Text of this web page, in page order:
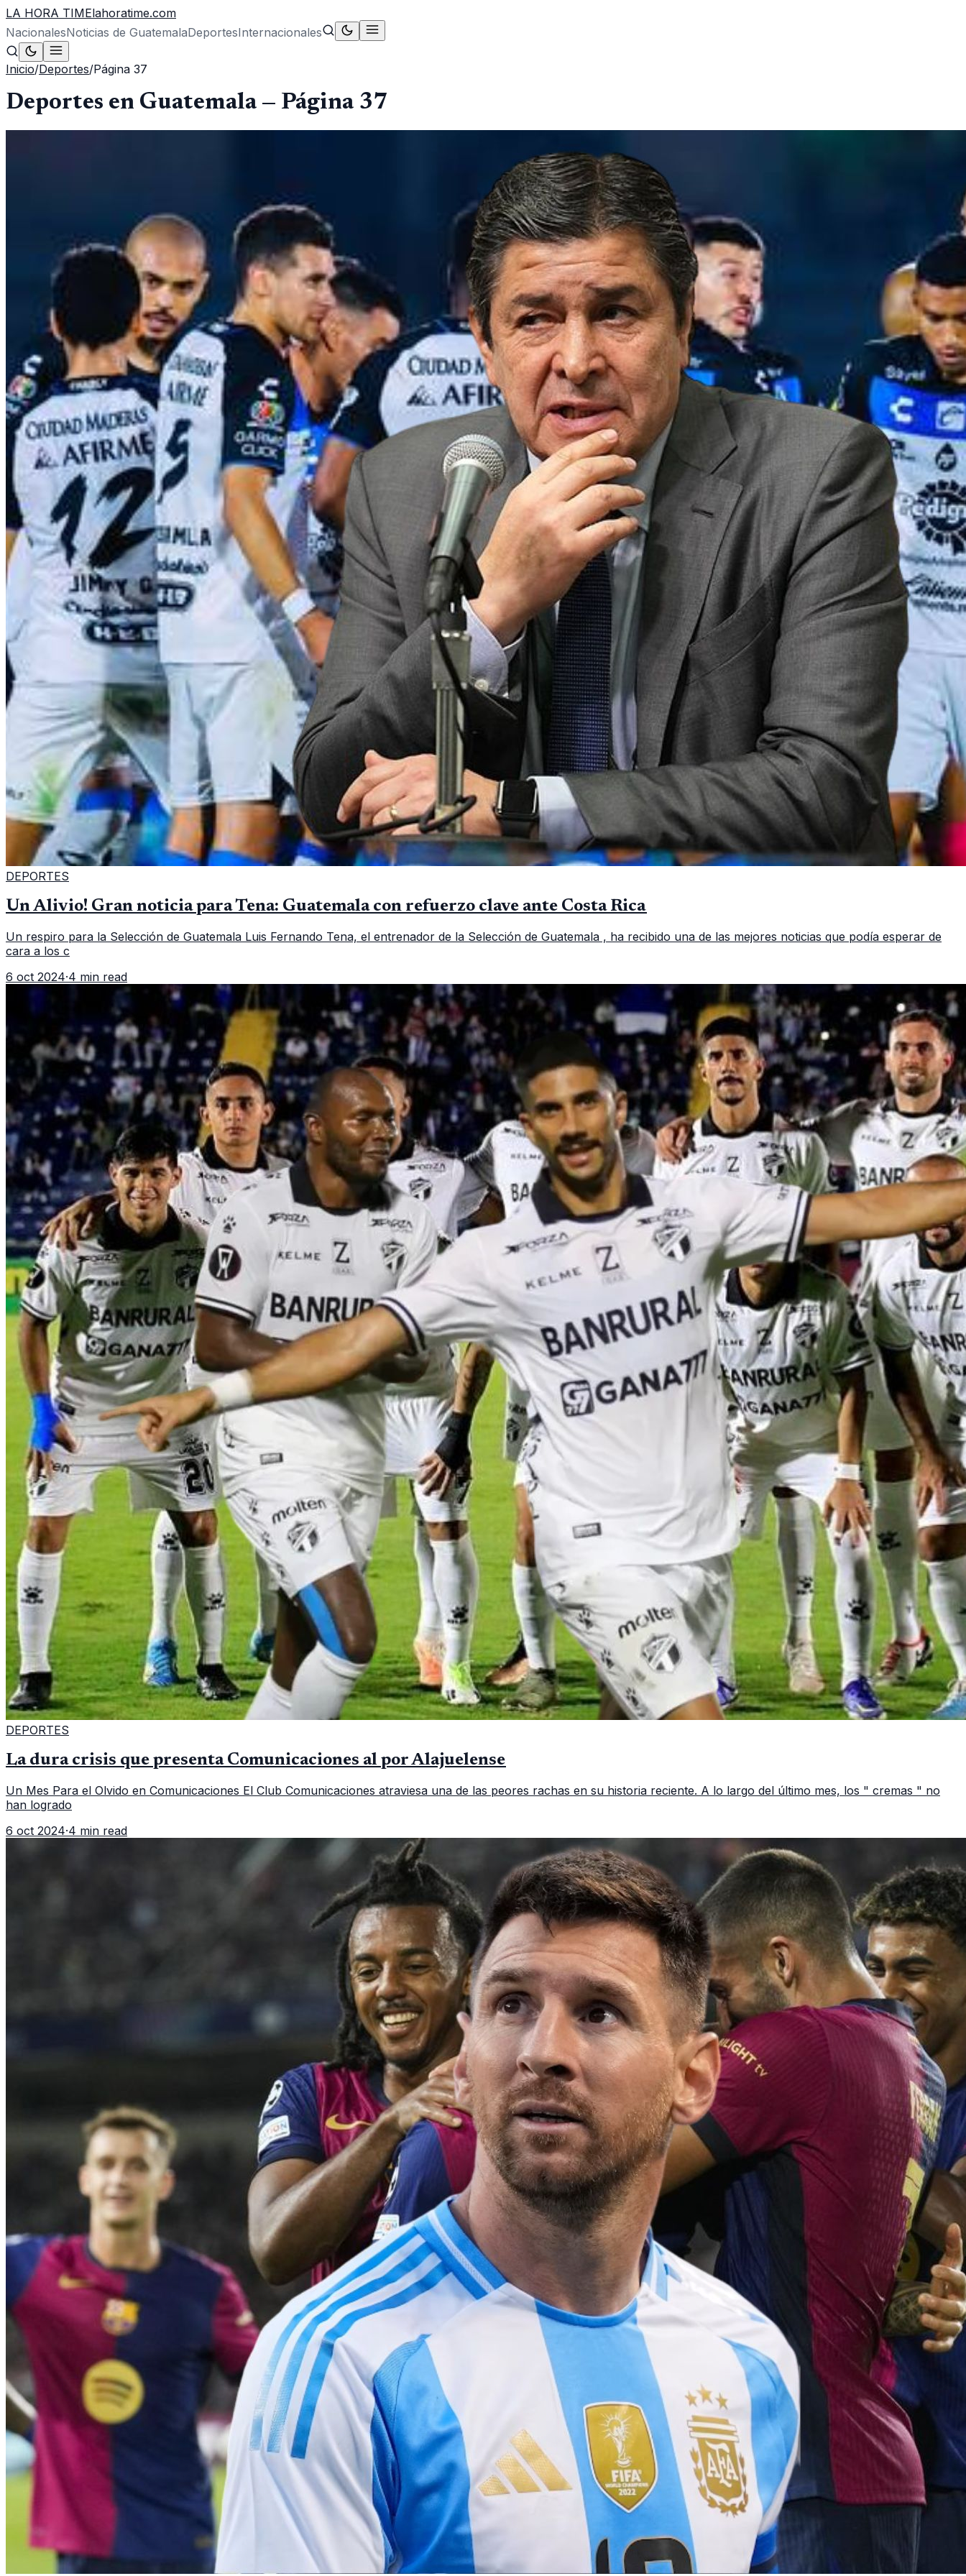
LA HORA TIMElahoratime.com
NacionalesNoticias de GuatemalaDeportesInternacionales
Inicio/Deportes/Página 37
Deportes en Guatemala — Página 37
DEPORTES
Un Alivio! Gran noticia para Tena: Guatemala con refuerzo clave ante Costa Rica
Un respiro para la Selección de Guatemala Luis Fernando Tena, el entrenador de la Selección de Guatemala , ha recibido una de las mejores noticias que podía esperar de
cara a los c
6 oct 2024·4 min read
DEPORTES
La dura crisis que presenta Comunicaciones al por Alajuelense
Un Mes Para el Olvido en Comunicaciones El Club Comunicaciones atraviesa una de las peores rachas en su historia reciente. A lo largo del último mes, los " cremas " no
han logrado
6 oct 2024·4 min read